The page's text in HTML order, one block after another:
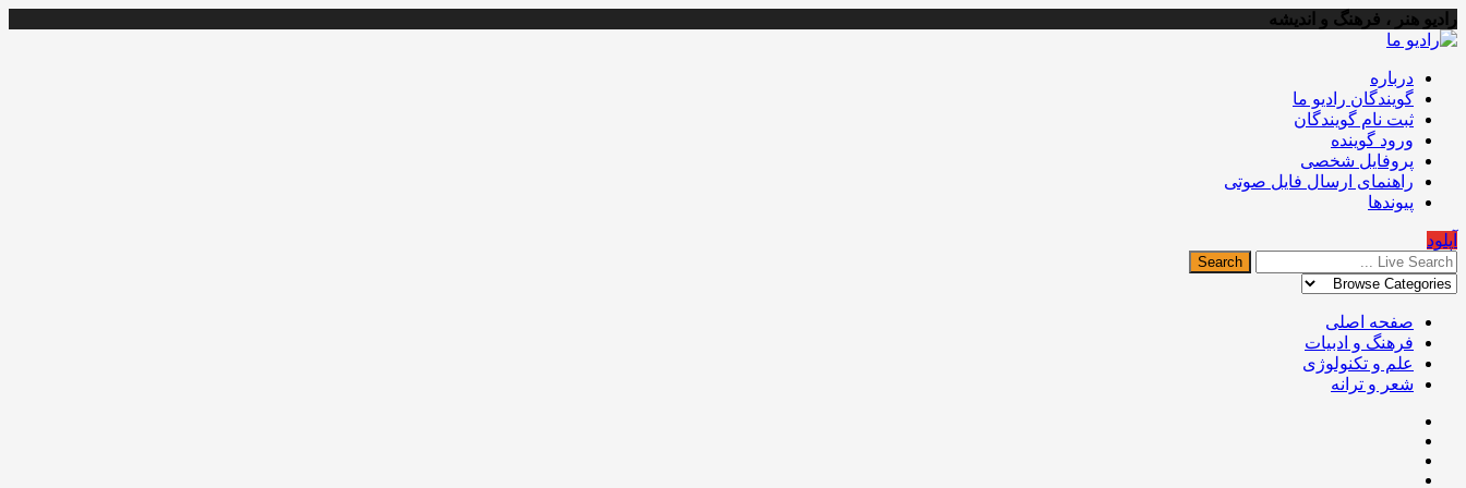
رادیو هنر ، فرهنگ و اندیشه
درباره
گویندگان رادیو ما
ثبت نام گویندگان
ورود گوینده
پروفایل شخصی
راهنمای ارسال فایل صوتی
پیوندها
آپلود
صفحه اصلی
فرهنگ و ادبیات
علم و تکنولوژی
شعر و ترانه